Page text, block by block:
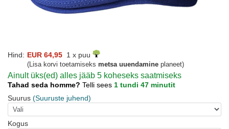
Hind: EUR 64,95 1 x puu
(Lisa korvi toetamiseks metsa uuendamine planeet)
Ainult üks(ed) alles jääb 5 koheseks saatmiseks
Tahad seda homme? Telli sees 1 tundi 47 minutit
Suurus (Suuruste juhend)
Kogus